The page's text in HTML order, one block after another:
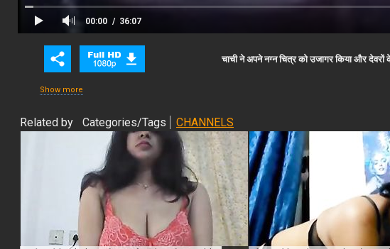
00:00 36:07
चाची ने अपने नग्न चित्र को उजागर किया और
Show more
Related by Categories/Tags CHANNELS